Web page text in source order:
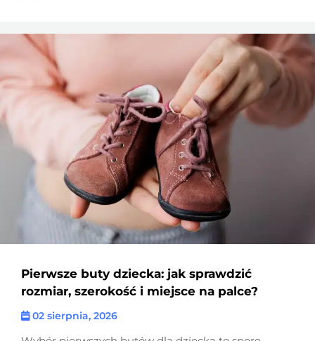
Pierwsze buty dziecka: jak sprawdzić
rozmiar, szerokość i miejsce na palce?
02 sierpnia, 2026